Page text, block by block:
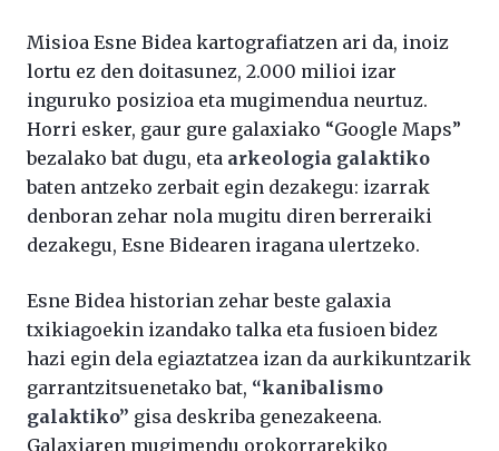
Misioa Esne Bidea kartografiatzen ari da, inoiz
lortu ez den doitasunez, 2.000 milioi izar
inguruko posizioa eta mugimendua neurtuz.
Horri esker, gaur gure galaxiako “Google Maps”
bezalako bat dugu, eta arkeologia galaktiko
baten antzeko zerbait egin dezakegu: izarrak
denboran zehar nola mugitu diren berreraiki
dezakegu, Esne Bidearen iragana ulertzeko.
Esne Bidea historian zehar beste galaxia
txikiagoekin izandako talka eta fusioen bidez
hazi egin dela egiaztatzea izan da aurkikuntzarik
garrantzitsuenetako bat, “kanibalismo
galaktiko” gisa deskriba genezakeena.
Galaxiaren mugimendu orokorrarekiko